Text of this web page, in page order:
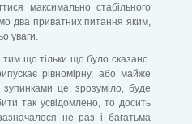
максимально стабільного
два приватних питання яким,
уваги.
що тільки що було сказано.
рівномірну, або майже
це, зрозуміло, буде
так усвідомлено, то досить
не раз і багатьма